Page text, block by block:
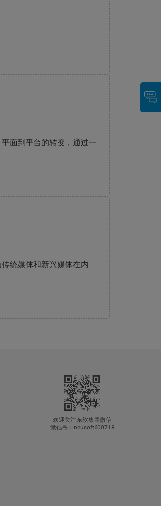
面到平台的转变，通过一
统媒体和新兴媒体在内
欢迎关注东软集团微信
微信号：neusoft600718